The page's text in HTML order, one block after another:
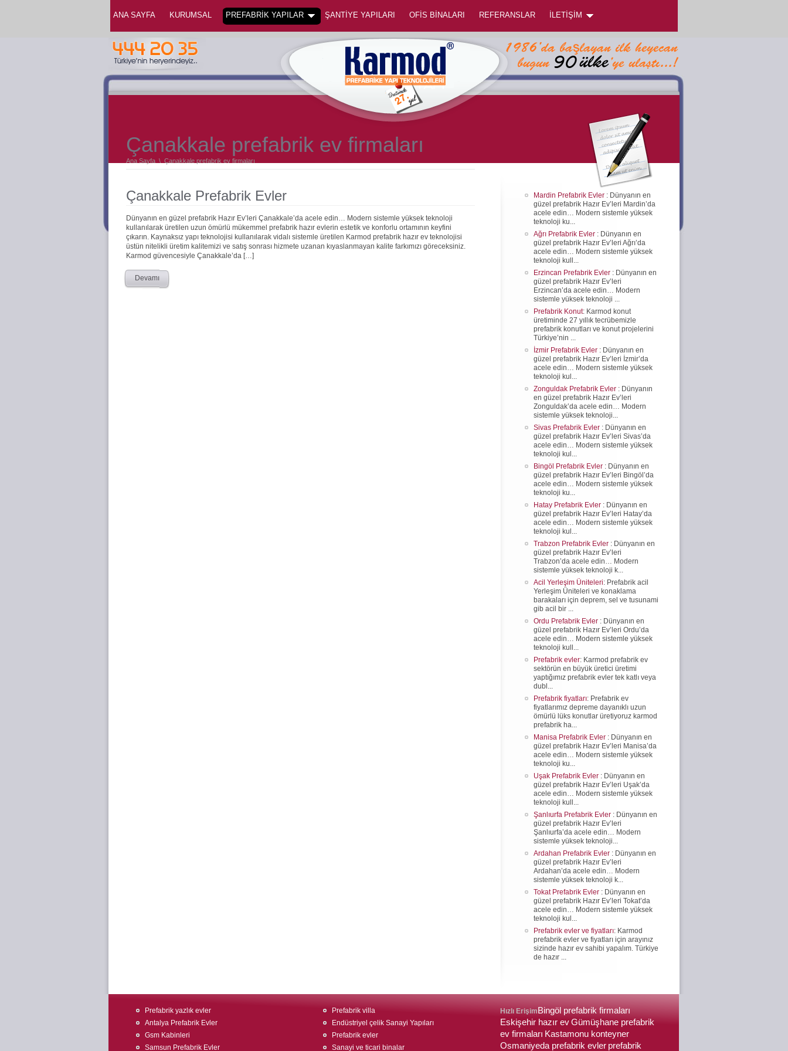
ANA SAYFA KURUMSAL PREFABRİK YAPILAR ŞANTİYE YAPILARI OFİS BİNALARI REFERANSLAR İLETİŞİM
Çanakkale prefabrik ev firmaları
Ana Sayfa \ Çanakkale prefabrik ev firmaları
Çanakkale Prefabrik Evler
Dünyanın en güzel prefabrik Hazır Ev’leri Çanakkale’da acele edin… Modern sistemle yüksek teknoloji
kullanılarak üretilen uzun ömürlü mükemmel prefabrik hazır evlerin estetik ve konforlu ortamının keyfini
çıkarın. Kaynaksız yapı teknolojisi kullanılarak vidalı sistemle üretilen Karmod prefabrik hazır ev teknolojisi
üstün nitelikli üretim kalitemizi ve satış sonrası hizmete uzanan kıyaslanmayan kalite farkımızı göreceksiniz.
Karmod güvencesiyle Çanakkale’da […]
Devamı
Mardin Prefabrik Evler : Dünyanın en
güzel prefabrik Hazır Ev’leri Mardin’da
acele edin… Modern sistemle yüksek
teknoloji ku...
Ağrı Prefabrik Evler : Dünyanın en
güzel prefabrik Hazır Ev’leri Ağrı’da
acele edin… Modern sistemle yüksek
teknoloji kull...
Erzincan Prefabrik Evler : Dünyanın en
güzel prefabrik Hazır Ev’leri
Erzincan’da acele edin… Modern
sistemle yüksek teknoloji ...
Prefabrik Konut: Karmod konut
üretiminde 27 yıllık tecrübemizle
prefabrik konutları ve konut projelerini
Türkiye’nin ...
İzmir Prefabrik Evler : Dünyanın en
güzel prefabrik Hazır Ev’leri İzmir’da
acele edin… Modern sistemle yüksek
teknoloji kul...
Zonguldak Prefabrik Evler : Dünyanın
en güzel prefabrik Hazır Ev’leri
Zonguldak’da acele edin… Modern
sistemle yüksek teknoloji...
Sivas Prefabrik Evler : Dünyanın en
güzel prefabrik Hazır Ev’leri Sivas’da
acele edin… Modern sistemle yüksek
teknoloji kul...
Bingöl Prefabrik Evler : Dünyanın en
güzel prefabrik Hazır Ev’leri Bingöl’da
acele edin… Modern sistemle yüksek
teknoloji ku...
Hatay Prefabrik Evler : Dünyanın en
güzel prefabrik Hazır Ev’leri Hatay’da
acele edin… Modern sistemle yüksek
teknoloji kul...
Trabzon Prefabrik Evler : Dünyanın en
güzel prefabrik Hazır Ev’leri
Trabzon’da acele edin… Modern
sistemle yüksek teknoloji k...
Acil Yerleşim Üniteleri: Prefabrik acil
Yerleşim Üniteleri ve konaklama
barakaları için deprem, sel ve tusunami
gib acil bir ...
Ordu Prefabrik Evler : Dünyanın en
güzel prefabrik Hazır Ev’leri Ordu’da
acele edin… Modern sistemle yüksek
teknoloji kull...
Prefabrik evler: Karmod prefabrik ev
sektörün en büyük üretici üretimi
yaptığımız prefabrik evler tek katlı veya
dubl...
Prefabrik fiyatları: Prefabrik ev
fiyatlarımız depreme dayanıklı uzun
ömürlü lüks konutlar üretiyoruz karmod
prefabrik ha...
Manisa Prefabrik Evler : Dünyanın en
güzel prefabrik Hazır Ev’leri Manisa’da
acele edin… Modern sistemle yüksek
teknoloji ku...
Uşak Prefabrik Evler : Dünyanın en
güzel prefabrik Hazır Ev’leri Uşak’da
acele edin… Modern sistemle yüksek
teknoloji kull...
Şanlıurfa Prefabrik Evler : Dünyanın en
güzel prefabrik Hazır Ev’leri
Şanlıurfa’da acele edin… Modern
sistemle yüksek teknoloji...
Ardahan Prefabrik Evler : Dünyanın en
güzel prefabrik Hazır Ev’leri
Ardahan’da acele edin… Modern
sistemle yüksek teknoloji k...
Tokat Prefabrik Evler : Dünyanın en
güzel prefabrik Hazır Ev’leri Tokat’da
acele edin… Modern sistemle yüksek
teknoloji kul...
Prefabrik evler ve fiyatları: Karmod
prefabrik evler ve fiyatları için arayınız
sizinde hazır ev sahibi yapalım. Türkiye
de hazır ...
Prefabrik yazlık evler
Antalya Prefabrik Evler
Gsm Kabinleri
Samsun Prefabrik Evler
Prefabrik villa
Endüstriyel çelik Sanayi Yapıları
Prefabrik evler
Sanayi ve ticari binalar
Hızlı Erişim Bingöl prefabrik firmaları
Eskişehir hazır evGümüşhane prefabrik
ev firmaları Kastamonu konteyner
Osmaniyeda prefabrik evler prefabrik